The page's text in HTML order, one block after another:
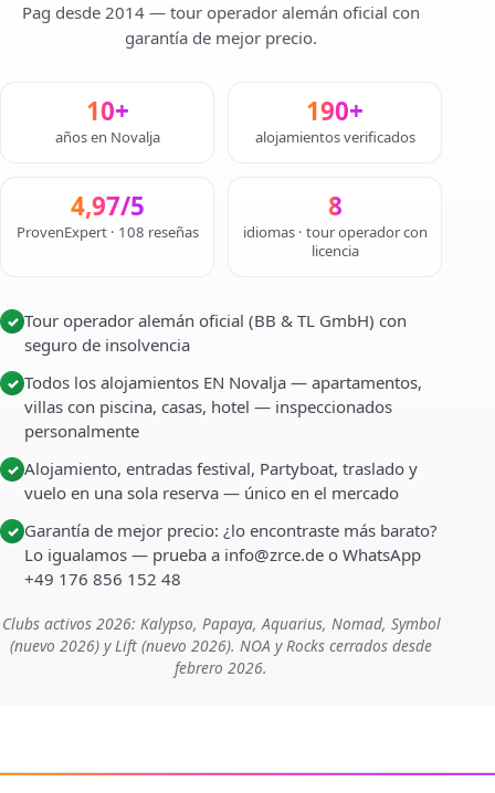
Pag desde 2014 — tour operador alemán oficial con
garantía de mejor precio.
10+
años en Novalja
190+
alojamientos verificados
4,97/5
ProvenExpert · 108 reseñas
8
idiomas · tour operador con
licencia
✓ Tour operador alemán oficial (BB & TL GmbH) con
seguro de insolvencia
✓ Todos los alojamientos EN Novalja — apartamentos,
villas con piscina, casas, hotel — inspeccionados
personalmente
✓ Alojamiento, entradas festival, Partyboat, traslado y
vuelo en una sola reserva — único en el mercado
✓ Garantía de mejor precio: ¿lo encontraste más barato?
Lo igualamos — prueba a info@zrce.de o WhatsApp
+49 176 856 152 48
Clubs activos 2026: Kalypso, Papaya, Aquarius, Nomad, Symbol
(nuevo 2026) y Lift (nuevo 2026). NOA y Rocks cerrados desde
febrero 2026.